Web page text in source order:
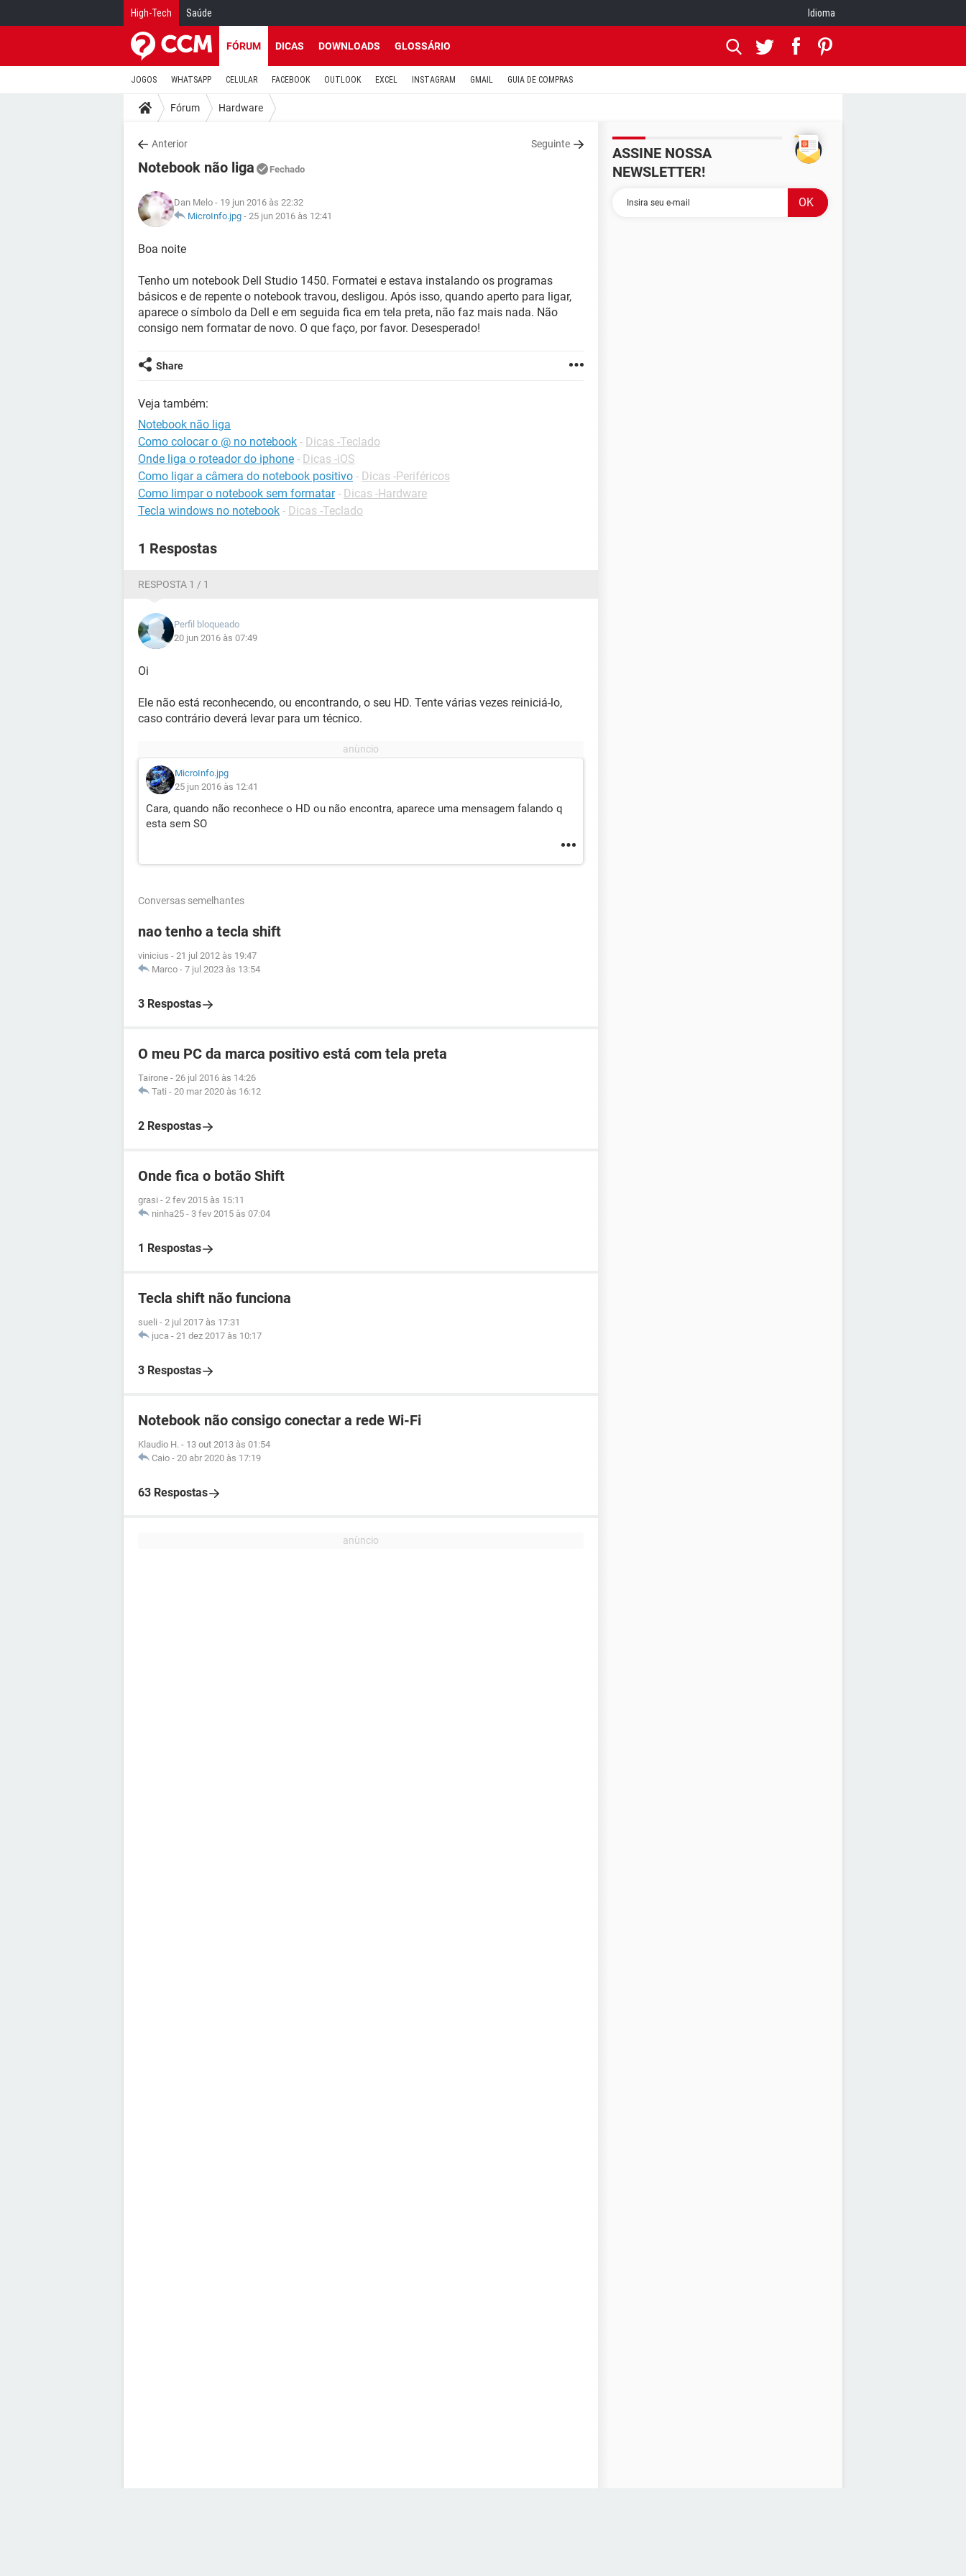
High-Tech Saúde Idioma
FÓRUM DICAS DOWNLOADS GLOSSÁRIO
JOGOS WHATSAPP CELULAR FACEBOOK OUTLOOK EXCEL INSTAGRAM GMAIL GUIA DE COMPRAS
Fórum Hardware
Anterior Seguinte
Notebook não liga Fechado
Dan Melo - 19 jun 2016 às 22:32
MicroInfo.jpg - 25 jun 2016 às 12:41
Boa noite
Tenho um notebook Dell Studio 1450. Formatei e estava instalando os programas
básicos e de repente o notebook travou, desligou. Após isso, quando aperto para ligar,
aparece o símbolo da Dell e em seguida fica em tela preta, não faz mais nada. Não
consigo nem formatar de novo. O que faço, por favor. Desesperado!
Share
Veja também:
Notebook não liga
Como colocar o @ no notebook - Dicas -Teclado
Onde liga o roteador do iphone - Dicas -iOS
Como ligar a câmera do notebook positivo - Dicas -Periféricos
Como limpar o notebook sem formatar - Dicas -Hardware
Tecla windows no notebook - Dicas -Teclado
1 Respostas
RESPOSTA 1 / 1
Perfil bloqueado
20 jun 2016 às 07:49
Oi
Ele não está reconhecendo, ou encontrando, o seu HD. Tente várias vezes reiniciá-lo,
caso contrário deverá levar para um técnico.
MicroInfo.jpg
25 jun 2016 às 12:41
Cara, quando não reconhece o HD ou não encontra, aparece uma mensagem falando q
esta sem SO
Conversas semelhantes
nao tenho a tecla shift
vinicius - 21 jul 2012 às 19:47
Marco - 7 jul 2023 às 13:54
3 Respostas
O meu PC da marca positivo está com tela preta
Tairone - 26 jul 2016 às 14:26
Tati - 20 mar 2020 às 16:12
2 Respostas
Onde fica o botão Shift
grasi - 2 fev 2015 às 15:11
ninha25 - 3 fev 2015 às 07:04
1 Respostas
Tecla shift não funciona
sueli - 2 jul 2017 às 17:31
juca - 21 dez 2017 às 10:17
3 Respostas
Notebook não consigo conectar a rede Wi-Fi
Klaudio H. - 13 out 2013 às 01:54
Caio - 20 abr 2020 às 17:19
63 Respostas
ASSINE NOSSA
NEWSLETTER!